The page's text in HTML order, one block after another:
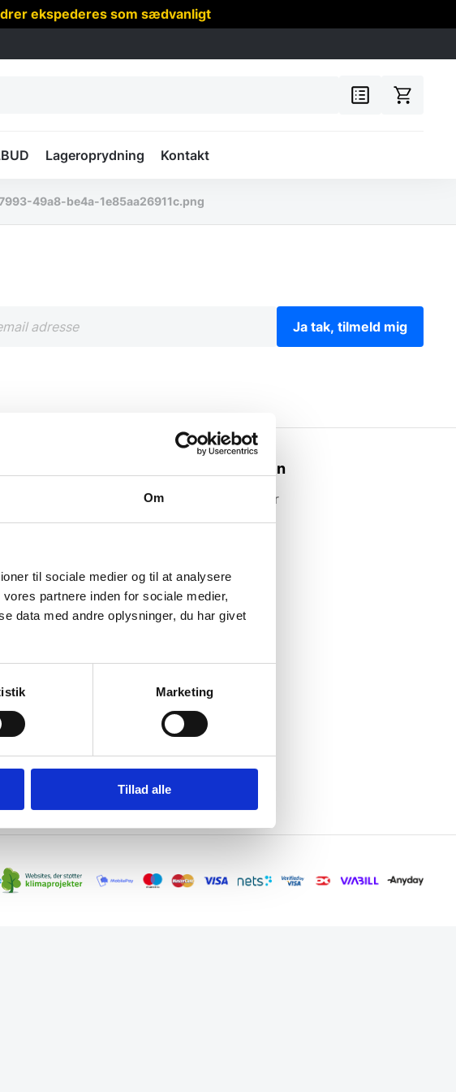
Om
til sociale medier og til at analysere
partnere inden for sociale medier,
data med andre oplysninger, du har givet
Marketing
Tillad alle
ekspederes som sædvanligt
Lageroprydning Kontakt
49a8-be4a-1e85aa26911c.png
Ja tak, tilmeld mig
Webshoppen
Alle produkter